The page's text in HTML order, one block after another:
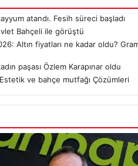
atandı. Fesih süreci başladı
Bahçeli ile görüştü
Altın fiyatları ne kadar oldu?
paşası Özlem Karapınar oldu
ve bahçe mutfağı Çözümleri